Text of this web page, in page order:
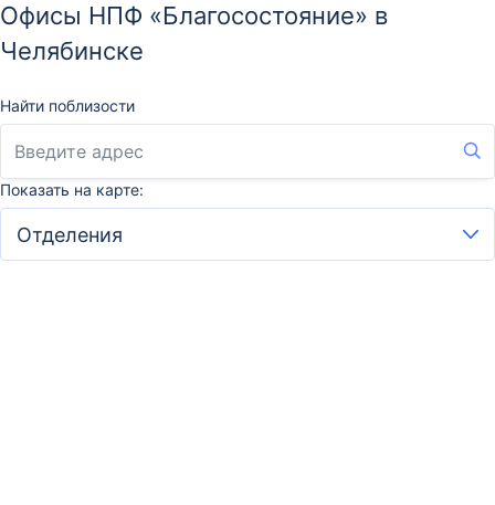
Офисы НПФ «Благосостояние» в
Челябинске
Найти поблизости
Показать на карте: